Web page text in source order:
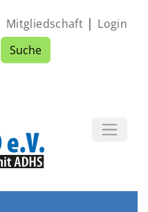
Suche
Mitgliedschaft | Login